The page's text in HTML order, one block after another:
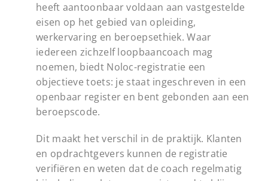
heeft aantoonbaar voldaan aan vastgestelde
eisen op het gebied van opleiding,
werkervaring en beroepsethiek. Waar
iedereen zichzelf loopbaancoach mag
noemen, biedt Noloc-registratie een
objectieve toets: je staat ingeschreven in een
openbaar register en bent gebonden aan een
beroepscode.
Dit maakt het verschil in de praktijk. Klanten
en opdrachtgevers kunnen de registratie
verifiëren en weten dat de coach regelmatig